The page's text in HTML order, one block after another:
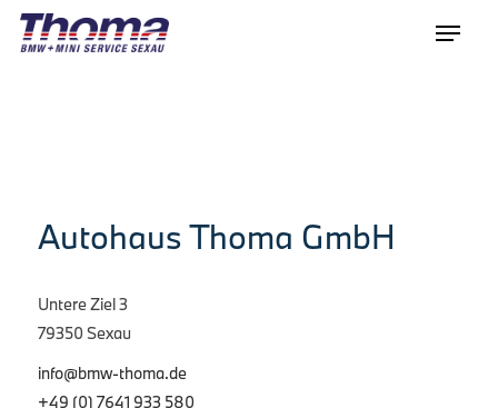
Autohaus Thoma GmbH
Untere Ziel 3
79350 Sexau
info@bmw-thoma.de
+49 (0) 7641 933 580